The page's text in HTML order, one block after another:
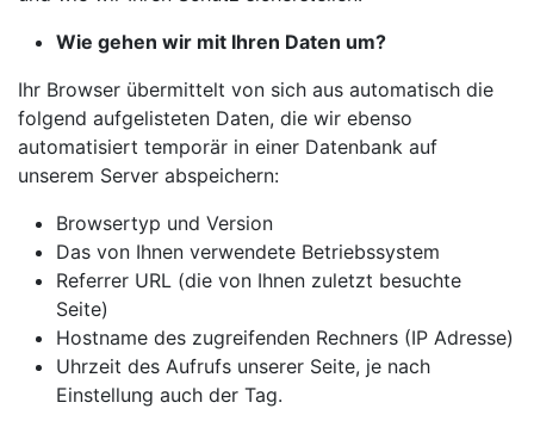
Wie gehen wir mit Ihren Daten um?
Ihr Browser übermittelt von sich aus automatisch die
folgend aufgelisteten Daten, die wir ebenso
automatisiert temporär in einer Datenbank auf
unserem Server abspeichern:
Browsertyp und Version
Das von Ihnen verwendete Betriebssystem
Referrer URL (die von Ihnen zuletzt besuchte
Seite)
Hostname des zugreifenden Rechners (IP Adresse)
Uhrzeit des Aufrufs unserer Seite, je nach
Einstellung auch der Tag.